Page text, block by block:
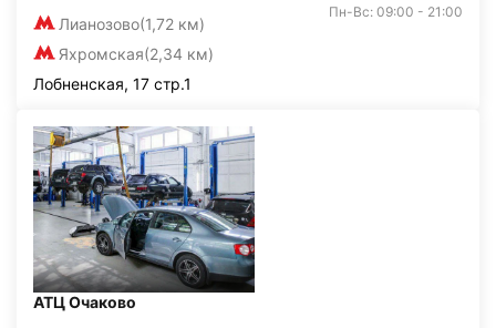
Лианозово(1,72 км)
Яхромская(2,34 км)
Пн-Вс: 09:00 - 21:00
Лобненская, 17 стр.1
АТЦ Очаково